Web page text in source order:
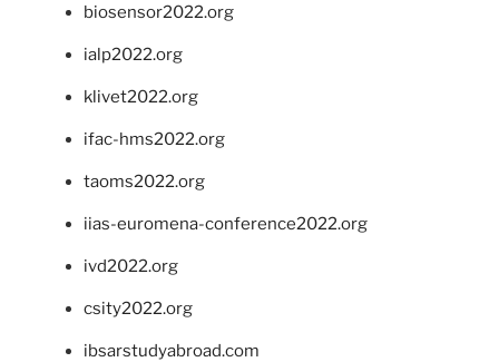
biosensor2022.org
ialp2022.org
klivet2022.org
ifac-hms2022.org
taoms2022.org
iias-euromena-conference2022.org
ivd2022.org
csity2022.org
ibsarstudyabroad.com